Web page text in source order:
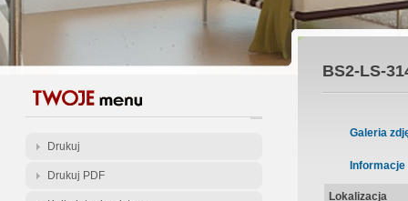
Licencjonowani Pośrednicy
Gwarancja Zwrotu Zadatku
Gratis - Przedwstępna Umowa
Drukuj
Drukuj PDF
BS2-LS-
Galeria
Informacje
Lokalizacja